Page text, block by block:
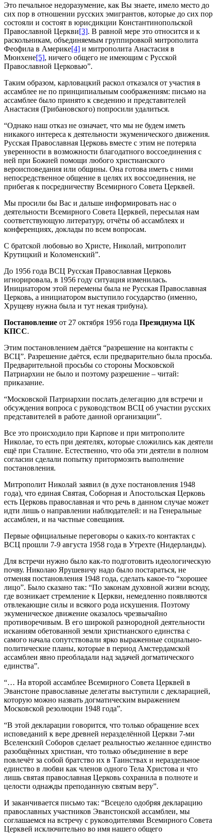
Это печальное недоразумение, как Вы знаете, имело место до
сих пор в отношении русских эмигрантов, которые до сих пор
состояли и состоят в юрисдикции Константинопольской
Православной Церкви[3]. В равной мере это относится и к
раскольникам, объединяемым группировкой митрополита
Феофила в Америке[4] и митрополита Анастасия в
Мюнхене[5], ничего общего не имеющим с Русской
Православной Церковью”.
Таким образом, карловацкий раскол отказался от участия в
ассамблее не по принципиальным соображениям: письмо на
ассамблее было принято к сведению и представителей
Анастасия (Грибановского) попросили удалиться.
“Однако наш отказ не означает, что мы не будем иметь
никакого интереса к деятельности экуменического движения.
Русская Православная Церковь вместе с этим не потеряла
уверенности в возможности благодатного воссоединения с
ней при Божией помощи любого христианского
вероисповедания или общины. Она готова иметь с ними
непосредственное общение в целях их воссоединения, не
прибегая к посредничеству Всемирного Совета Церквей.
Мы просили бы Вас и дальше информировать нас о
деятельности Всемирного Совета Церквей, пересылая нам
соответствующую литературу, отчёты об ассамблеях и
конференциях, доклады по всем вопросам.
С братской любовью во Христе, Николай, митрополит
Крутицкий и Коломенский”.
До 1956 года ВСЦ Русская Православная Церковь
игнорировала, в 1956 году ситуация изменилась.
Инициатором этой перемены была не Русская Православная
Церковь, а инициатором выступило государство (именно,
Хрущеву нужна была и тут некая трибуна).
Постановление от 27 октября 1956 года Президиума ЦК
КПСС.
Этим постановлением даётся “разрешение на контакты с
ВСЦ”. Разрешение даётся, если предварительно была просьба.
Предварительной просьбы со стороны Московской
Патриархии не было и поэтому разрешение – читай:
приказание.
“Московской Патриархии послать делегацию для встречи и
обсуждения вопроса с руководством ВСЦ об участии русских
представителей в работе данной организации”.
Все это происходило при Карпове и при митрополите
Николае, то есть при деятелях, которые сложились как деятели
ещё при Сталине. Естественно, что оба эти деятели в полном
согласии сделали попытку притормозить выполнение
постановления.
Митрополит Николай заявил (в духе постановления 1948
года), что единая Святая, Соборная и Апостольская Церковь
есть Церковь православная и что речь в данном случае может
идти лишь о направлении наблюдателей: и на Генеральные
ассамблеи, и на частные совещания.
Первые официальные переговоры о каких‑то контактах с
ВСЦ прошли 7-9 августа 1958 года в Утрехте (Нидерланды).
Для встречи нужно было как‑то подготовить идеологическую
почву. Николаю Ярушевичу надо было постараться, не
отменяя постановления 1948 года, сделать какое‑то “хорошее
лицо”. Было сказано так: “По законам духовной жизни всюду,
где возникает стремление к Церкви, немедленно появляются
отвлекающие силы и всякого рода искушения. Поэтому
экуменическое движение оказалось чрезвычайно
противоречивым. В его широкой разнородной деятельности
исканиям обетованной земли христианского единства с
самого начала сопутствовали ярко выраженные социально-
политические планы, которые в период Амстердамской
ассамблеи явно преобладали над задачей догматического
единства”.
“… На второй ассамблее Всемирного Совета Церквей в
Эванстоне православные делегаты выступили с декларацией,
которую можно назвать догматическим выражением
Московской резолюции 1948 года”.
“В этой декларации говорится, что только обращение всех
исповеданий к вере древней неразделённой Церкви 7‑ми
Вселенский Соборов сделает реальностью желанное единство
разобщённых христиан, что только объединение в вере
повлечёт за собой братство их в Таинствах и нераздельное
единство в любви как членов одного Тела Христова и что
лишь святая православная Церковь сохранила в полноте и
целости однажды преподанную святым веру”.
И заканчивается письмо так: “Всецело одобряя декларацию
православных участников Эванстонской ассамблеи, мы
соглашаемся на встречу с руководителями Всемирного Совета
Церквей исключительно во имя нашего общего